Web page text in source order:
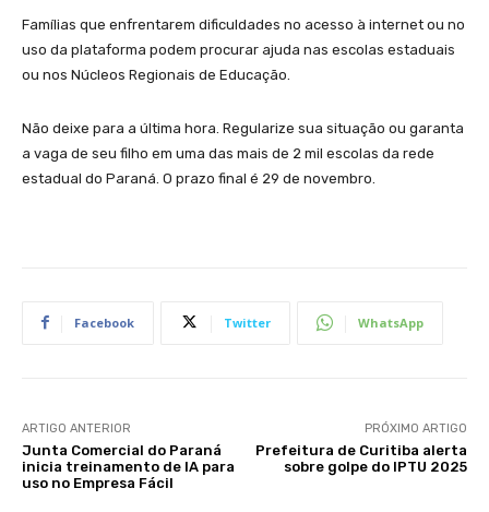
Famílias que enfrentarem dificuldades no acesso à internet ou no
uso da plataforma podem procurar ajuda nas escolas estaduais
ou nos Núcleos Regionais de Educação.
Não deixe para a última hora. Regularize sua situação ou garanta
a vaga de seu filho em uma das mais de 2 mil escolas da rede
estadual do Paraná. O prazo final é 29 de novembro.
Facebook Twitter WhatsApp
ARTIGO ANTERIOR
Junta Comercial do Paraná
inicia treinamento de IA para
uso no Empresa Fácil
PRÓXIMO ARTIGO
Prefeitura de Curitiba alerta
sobre golpe do IPTU 2025